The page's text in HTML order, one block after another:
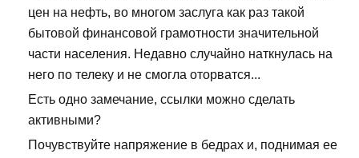
цен на нефть, во многом заслуга как раз такой
бытовой финансовой грамотности значительной
части населения. Недавно случайно наткнулась на
него по телеку и не смогла оторватся...
Есть одно замечание, ссылки можно сделать
активными?
Почувствуйте напряжение в бедрах и, поднимая ее